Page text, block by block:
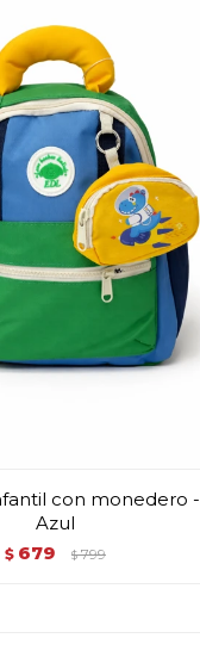
con monedero -
Azul
$ 679 $ 799